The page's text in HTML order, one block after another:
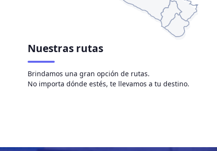
Nuestras rutas
Brindamos una gran opción de rutas.
No importa dónde estés, te llevamos a tu destino.